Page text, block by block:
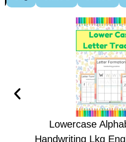
Lowercase
Handwriting Lkg